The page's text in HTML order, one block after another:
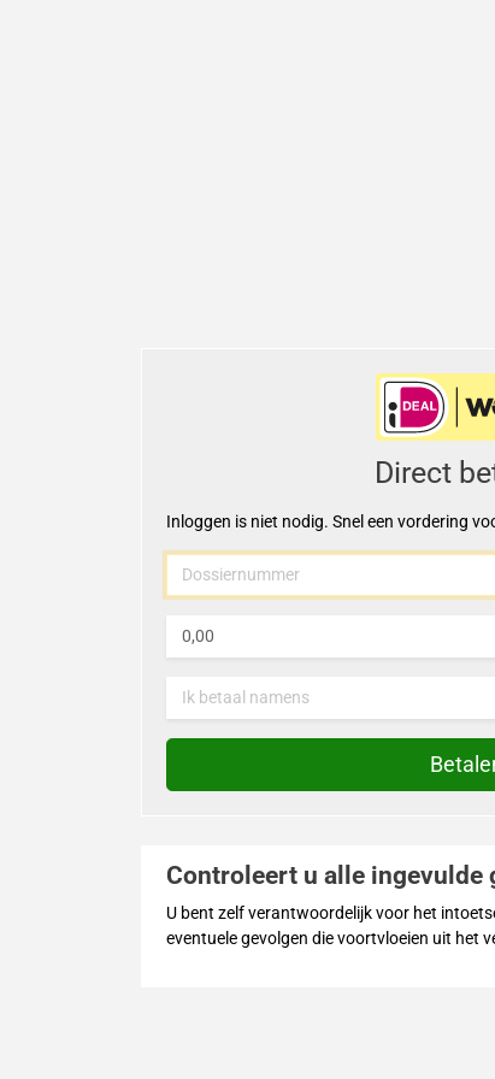
Direct
Inloggen is niet nodig. Snel een vordering
Dossiernummer
Bedrag
Ik betaal namens
Controleert u alle ingevulde
U bent zelf verantwoordelijk voor het
eventuele gevolgen die voortvloeien uit het